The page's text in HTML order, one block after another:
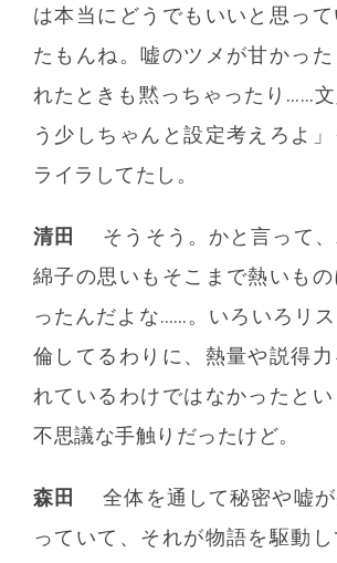
は本当にどうでもいいと思っ
たもんね。嘘のツメが甘かっ
れたときも黙っちゃったり……
う少しちゃんと設定考えろよ
ライラしてたし。
清田
そうそう。かと言って
綿子の思いもそこまで熱いも
ったんだよな……。いろいろリ
倫してるわりに、熱量や説得
れているわけではなかったと
不思議な手触りだったけど。
森田
全体を通して秘密や嘘
っていて、それが物語を駆動